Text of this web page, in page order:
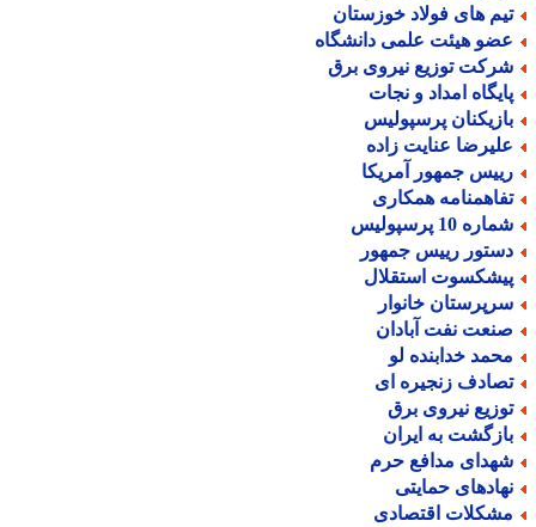
های فولاد خوزستان
هیئت علمی دانشگاه
توزیع نیروی برق
امداد و نجات
پرسپولیس
عنایت زاده
جمهور آمریکا
همکاری
10 پرسپولیس
رییس جمهور
استقلال
خانوار
نفت آبادان
خدابنده لو
زنجیره ای
نیروی برق
به ایران
مدافع حرم
حمایتی
اقتصادی